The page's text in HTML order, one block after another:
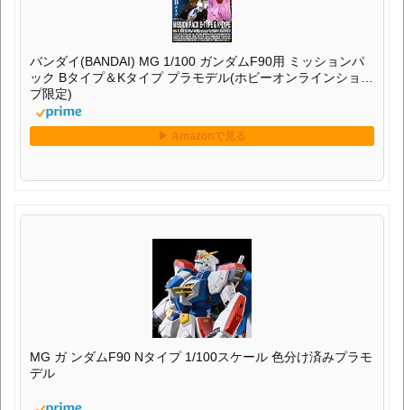
バンダイ(BANDAI) MG 1/100 ガンダムF90用 ミッションパ
ック Bタイプ＆Kタイプ プラモデル(ホビーオンラインショッ
プ限定)
MG ガ ンダムF90 Nタイプ 1/100スケール 色分け済みプラモ
デル